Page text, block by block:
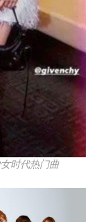
时代热门曲